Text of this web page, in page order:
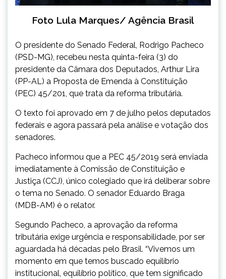
Foto Lula Marques/ Agência Brasil
O presidente do Senado Federal, Rodrigo Pacheco
(PSD-MG), recebeu nesta quinta-feira (3) do
presidente da Câmara dos Deputados, Arthur Lira
(PP-AL) a Proposta de Emenda à Constituição
(PEC) 45/201, que trata da reforma tributária.
O texto foi aprovado em 7 de julho pelos deputados
federais e agora passará pela análise e votação dos
senadores.
Pacheco informou que a PEC 45/2019 será enviada
imediatamente à Comissão de Constituição e
Justiça (CCJ), único colegiado que irá deliberar sobre
o tema no Senado. O senador Eduardo Braga
(MDB-AM) é o relator.
Segundo Pacheco, a aprovação da reforma
tributária exige urgência e responsabilidade, por ser
aguardada há décadas pelo Brasil. “Vivemos um
momento em que temos buscado equilíbrio
institucional, equilíbrio político, que tem significado